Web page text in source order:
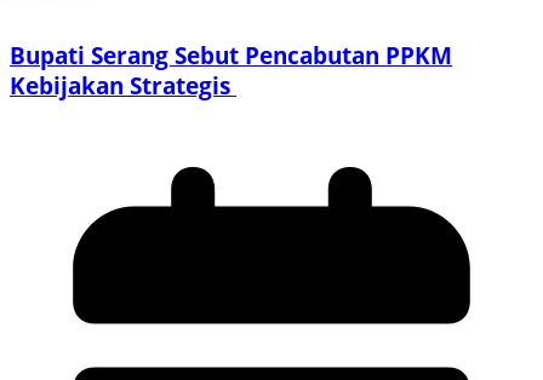
Bupati Serang Sebut Pencabutan PPKM
Kebijakan Strategis